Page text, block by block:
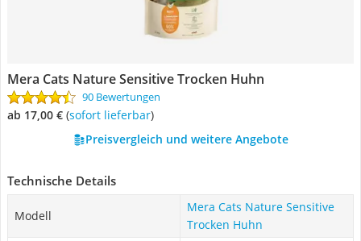
Mera Cats Nature Sensitive Trocken Huhn
90 Bewertungen
ab 17,00 € ( Sofort lieferbar)
Preisvergleich und weitere Angebote
Technische Details
Modell
Mera Cats Nature Sensitive
Trocken Huhn